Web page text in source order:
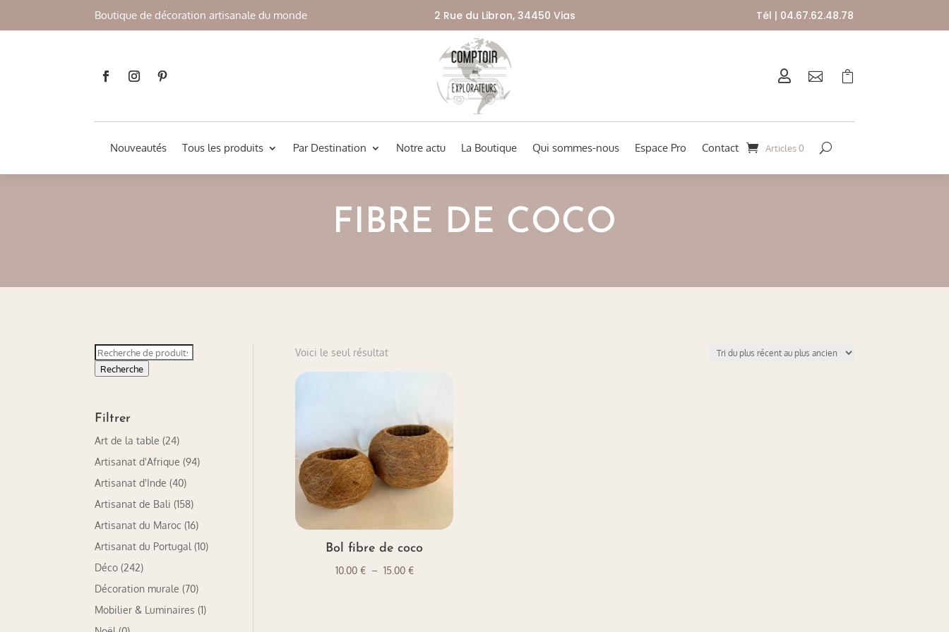
Boutique de décoration artisanale du monde 2 Rue du Libron, 34450 Vias Tél | 04.67.62.48.78
  
Nouveautés Tous les produits Par Destination Notre actu La Boutique Qui sommes-nous Espace Pro Contact Articles 0
FIBRE DE COCO
Recherche
pour :
Recherche
Filtrer
Art de la table (24)
Artisanat d'Afrique (94)
Artisanat d'Inde (40)
Artisanat de Bali (158)
Artisanat du Maroc (16)
Artisanat du Portugal (10)
Déco (242)
Décoration murale (70)
Mobilier & Luminaires (1)
Voici le seul résultat
Bol fibre de coco
10.00 € – 15.00 €Plage